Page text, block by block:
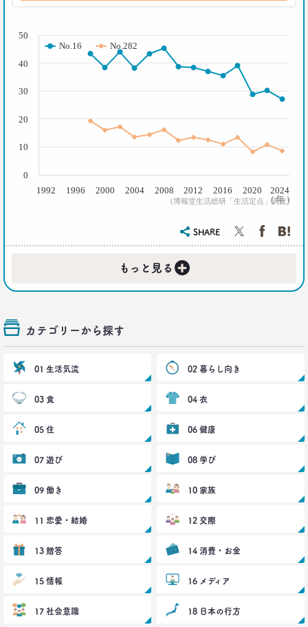
2021.08.12
「40代おじさん」の妻は幸せか？
–日経クロストレンド 連載⑬–
–日経クロストレンド 連載⑫–
生活総研 上席研究員/コピーライター
40代おじさんはキス派？ラブレター派？ 二択から
–日経クロストレンド 連載⑪–
40代おじさんの生き様は「30点」？
精神科医による処方箋
–日経クロストレンド 連載⑩–
生活総研 上席研究員/コピーライター
2021.05.31
40代おじさんの意識を精神科医が分析 悲しい性を
メッタ斬り!?
–日経クロストレンド 連載⑨–
生活総研 上席研究員/コピーライター
前沢 裕文
コロナで｢占いを信じる｣20代女性が増える理由―調
査とインタビューで判明した大きな変化
荒井 自如
( 年 )
(博報堂生活総研「生活定点」調査)
No.16 No.282
1992 1996 2000 2004 2008 2012 2016 2020 2024
30
40
0
10
20
50
SHARE
もっと見る +
カテゴリーから探す
01 生活気流 02 暮らし向き
03 食 04 衣
05 住 06 健康
07 遊び 08 学び
09 働き 10 家族
11 恋愛・結婚 12 交際
13 贈答 14 消費・お金
15 情報 16 メディア
17 社会意識 18 日本の行方